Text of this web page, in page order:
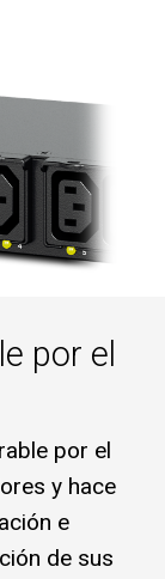
por el
por el
y hace
e
de sus